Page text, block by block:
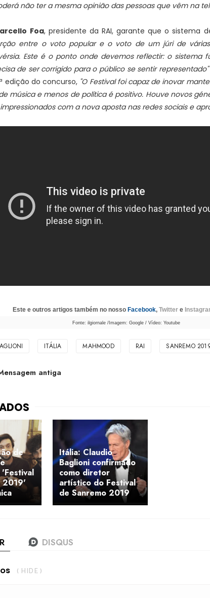
não ter a mesma opinião das pessoas que vêm na
Foa, presidente da RAI, garante que o sistema
entre o voto popular e o voto de um júri de
Este é o ponto onde devemos reflectir: o sistema
de ser corrigido para o público se sentir representado"
edição do concurso, "O Festival foi capaz de inovar
música e menos de política é positivo. Houve novos
com a nova aposta nas redes sociais e
Este e outros artigos também no nosso Facebook, Twittere
Fonte: ilgiornale /Imagem: Google / Vídeo: Youtube
ITÁLIA MAHMOOD RAI SANREMO
antiga
de
2019'
Itália: Claudio
Baglioni confirmado
como diretor
artístico do Festival
de Sanremo 2019
( HIDE )